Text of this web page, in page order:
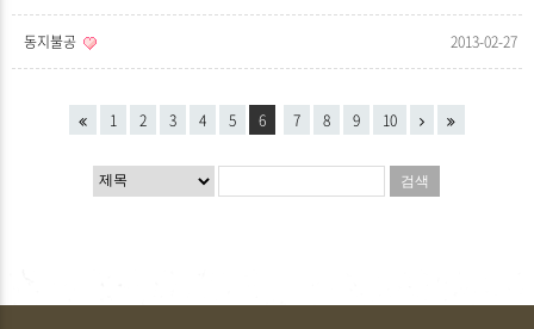
동지불공 2013-02-27
1 2 3 4 5 6 7 8 9 10